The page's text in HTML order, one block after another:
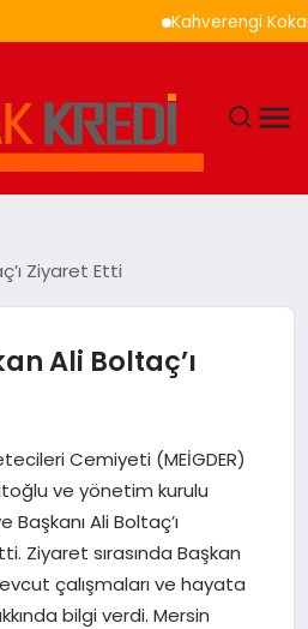
Kahverengi Kokarca
Ziyaret Etti
Ali Boltaç’ı
Cemiyeti (MEİGDER)
ve yönetim kurulu
Ali Boltaç’ı
Ziyaret sırasında Başkan
çalışmaları ve hayata
bilgi verdi. Mersin